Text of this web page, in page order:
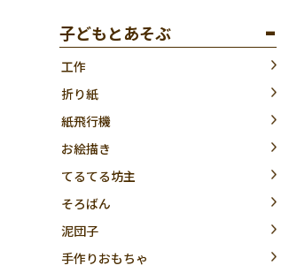
子どもとあそぶ
工作
折り紙
紙飛行機
お絵描き
てるてる坊主
そろばん
泥団子
手作りおもちゃ